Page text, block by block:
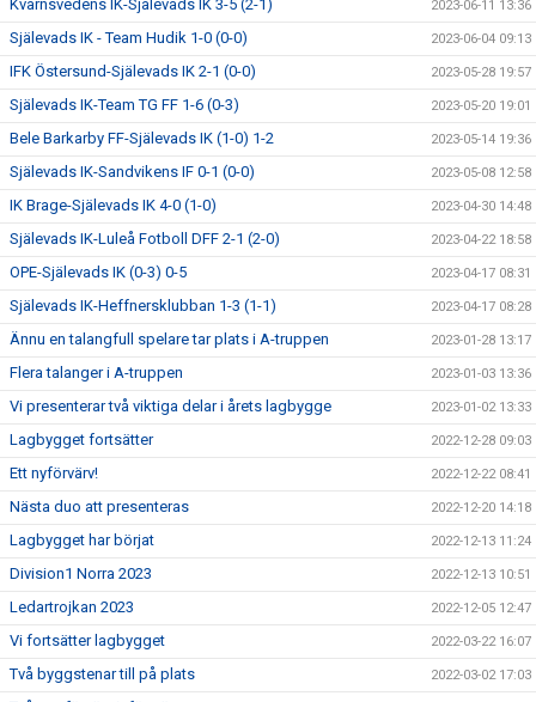
Kvarnsvedens IK-Själevads IK 3-5 (2-1) 2023-06-11 13:36
Själevads IK - Team Hudik 1-0 (0-0) 2023-06-04 09:13
IFK Östersund-Själevads IK 2-1 (0-0) 2023-05-28 19:57
Själevads IK-Team TG FF 1-6 (0-3) 2023-05-20 19:01
Bele Barkarby FF-Själevads IK (1-0) 1-2 2023-05-14 19:36
Själevads IK-Sandvikens IF 0-1 (0-0) 2023-05-08 12:58
IK Brage-Själevads IK 4-0 (1-0) 2023-04-30 14:48
Själevads IK-Luleå Fotboll DFF 2-1 (2-0) 2023-04-22 18:58
OPE-Själevads IK (0-3) 0-5 2023-04-17 08:31
Själevads IK-Heffnersklubban 1-3 (1-1) 2023-04-17 08:28
Ännu en talangfull spelare tar plats i A-truppen 2023-01-28 13:17
Flera talanger i A-truppen 2023-01-03 13:36
Vi presenterar två viktiga delar i årets lagbygge 2023-01-02 13:33
Lagbygget fortsätter 2022-12-28 09:03
Ett nyförvärv! 2022-12-22 08:41
Nästa duo att presenteras 2022-12-20 14:18
Lagbygget har börjat 2022-12-13 11:24
Division1 Norra 2023 2022-12-13 10:51
Ledartrojkan 2023 2022-12-05 12:47
Vi fortsätter lagbygget 2022-03-22 16:07
Två byggstenar till på plats 2022-03-02 17:03